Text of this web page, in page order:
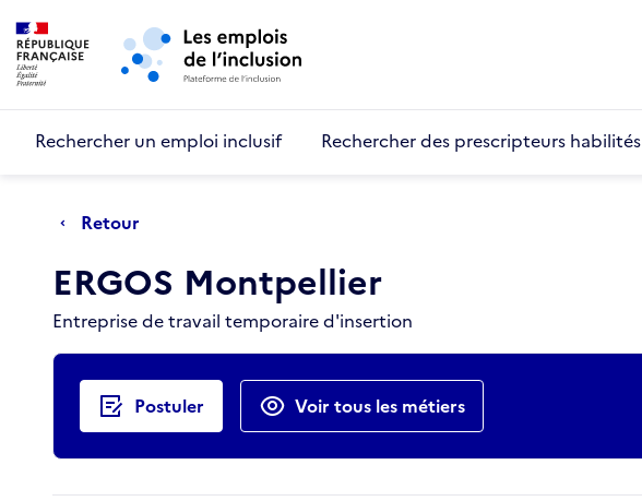
Aller au menu principal
Rechercher un emploi inclusif Rechercher des prescripteurs habilités
Retour
ERGOS Montpellier
Entreprise de travail temporaire d'insertion
Actions rapides
Postuler Voir tous les métiers